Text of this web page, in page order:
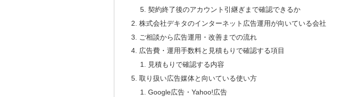
契約終了後のアカウント引継ぎまで確認できるか
株式会社デキタのインターネット広告運用が向いている会社
ご相談から広告運用・改善までの流れ
広告費・運用手数料と見積もりで確認する項目
見積もりで確認する内容
取り扱い広告媒体と向いている使い方
Google広告・Yahoo!広告